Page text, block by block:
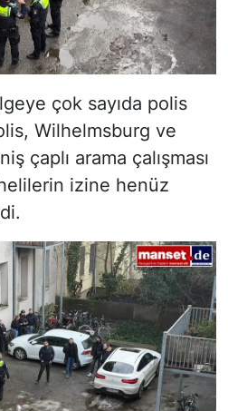
çok sayıda polis
Wilhelmsburg ve
çaplı arama çalışması
izine henüz